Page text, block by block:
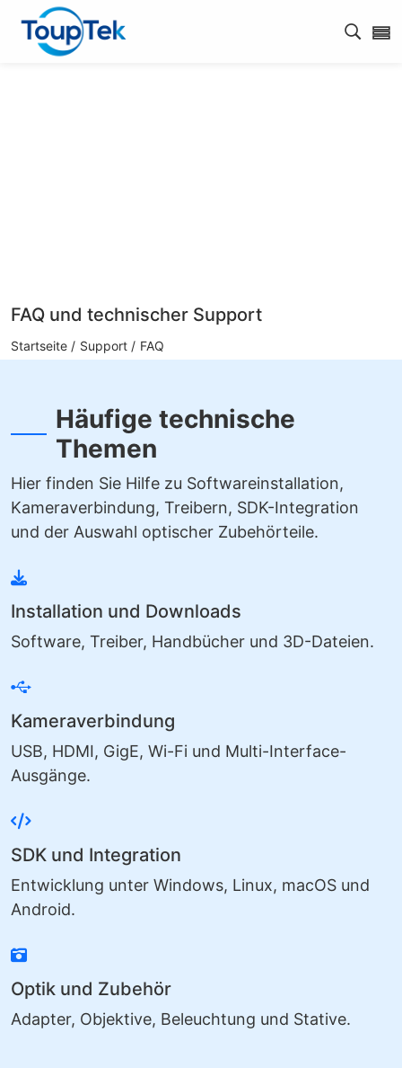
Open
FAQ und technischer Support
Startseite / Support / FAQ
Häufige technische
Themen
Hier finden Sie Hilfe zu Softwareinstallation,
Kameraverbindung, Treibern, SDK-Integration
und der Auswahl optischer Zubehörteile.
Installation und Downloads
Software, Treiber, Handbücher und 3D-Dateien.
Kameraverbindung
USB, HDMI, GigE, Wi-Fi und Multi-Interface-
Ausgänge.
SDK und Integration
Entwicklung unter Windows, Linux, macOS und
Android.
Optik und Zubehör
Adapter, Objektive, Beleuchtung und Stative.